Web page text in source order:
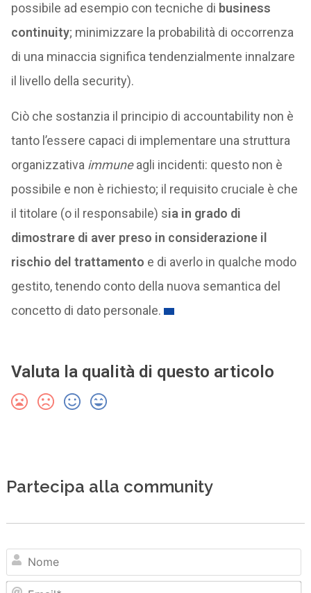
possibile ad esempio con tecniche di business
continuity; minimizzare la probabilità di occorrenza
di una minaccia significa tendenzialmente innalzare
il livello della security).
Ciò che sostanzia il principio di accountability non è
tanto l’essere capaci di implementare una struttura
organizzativa immuneagli incidenti: questo non è
possibile e non è richiesto; il requisito cruciale è che
il titolare (o il responsabile) sia in grado di
dimostrare di aver preso in considerazione il
rischio del trattamento e di averlo in qualche modo
gestito, tenendo conto della nuova semantica del
concetto di dato personale.
Valuta la qualità di questo articolo
Partecipa alla community